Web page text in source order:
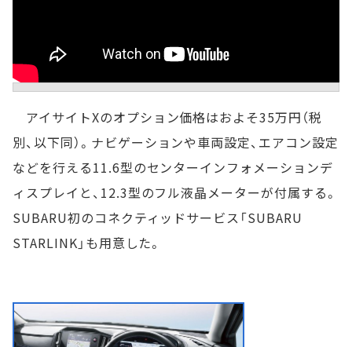
アイサイトXのオプション価格はおよそ35万円（税
別、以下同）。ナビゲーションや車両設定、エアコン設定
などを行える11.6型のセンターインフォメーションデ
ィスプレイと、12.3型のフル液晶メーターが付属する。
SUBARU初のコネクティッドサービス「SUBARU
STARLINK」も用意した。